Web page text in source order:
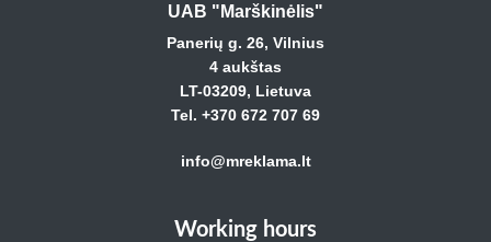
UAB "Marškinėlis"
Panerių g. 26, Vilnius
4 aukštas
LT-03209, Lietuva
Tel. +370 672 707 69
info@mreklama.lt
Working hours